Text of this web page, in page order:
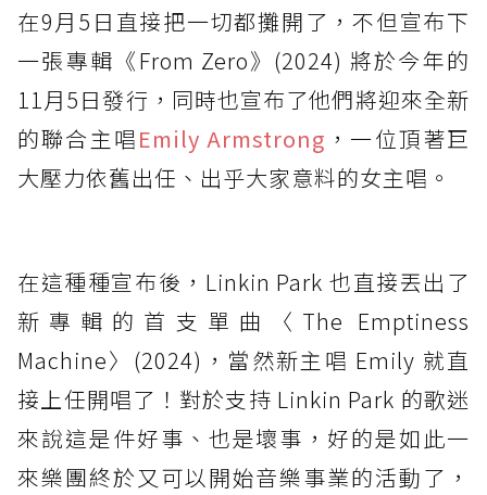
在9月5日直接把一切都攤開了，不但宣布下
一張專輯《From Zero》(2024) 將於今年的
11月5日發行，同時也宣布了他們將迎來全新
的聯合主唱Emily Armstrong ，一位頂著巨
大壓力依舊出任、出乎大家意料的女主唱。
在這種種宣布後，Linkin Park 也直接丟出了
新專輯的首支單曲〈​​The Emptiness
Machine〉(2024)，當然新主唱 Emily 就直
接上任開唱了！對於支持 Linkin Park 的歌迷
來說這是件好事、也是壞事，好的是如此一
來樂團終於又可以開始音樂事業的活動了，